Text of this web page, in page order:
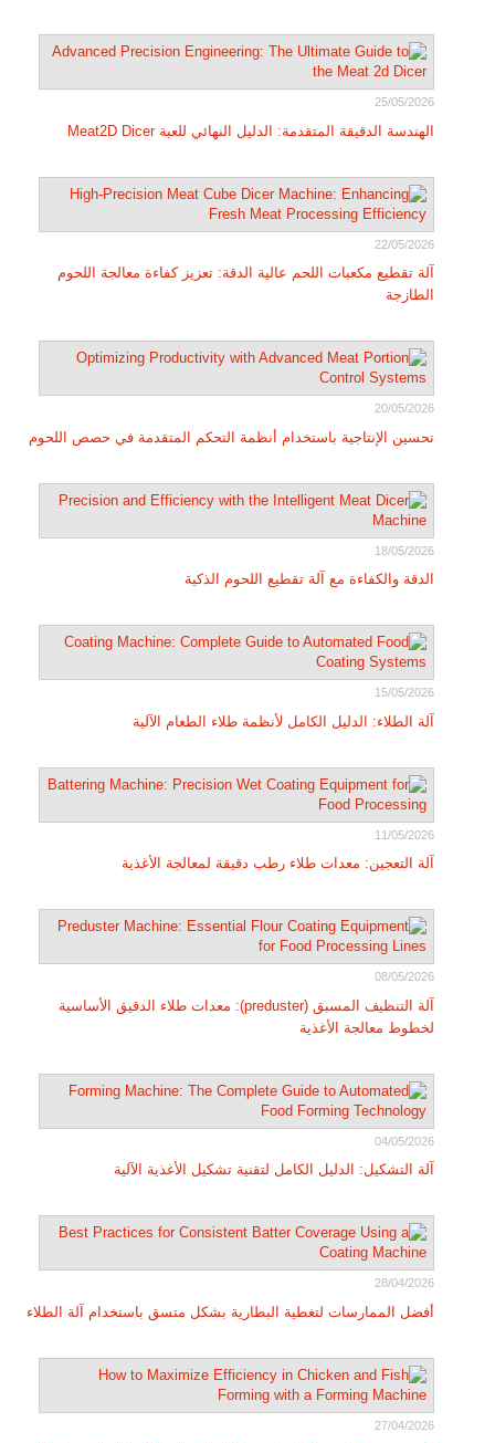
25/05/2026
الهندسة الدقيقة المتقدمة: الدليل النهائي للعبة Meat2D Dicer
22/05/2026
آلة تقطيع مكعبات اللحم عالية الدقة: تعزيز كفاءة معالجة اللحوم
الطازجة
20/05/2026
تحسين الإنتاجية باستخدام أنظمة التحكم المتقدمة في حصص اللحوم
18/05/2026
الدقة والكفاءة مع آلة تقطيع اللحوم الذكية
15/05/2026
آلة الطلاء: الدليل الكامل لأنظمة طلاء الطعام الآلية
11/05/2026
آلة التعجين: معدات طلاء رطب دقيقة لمعالجة الأغذية
08/05/2026
آلة التنظيف المسبق (preduster): معدات طلاء الدقيق الأساسية
لخطوط معالجة الأغذية
04/05/2026
آلة التشكيل: الدليل الكامل لتقنية تشكيل الأغذية الآلية
28/04/2026
أفضل الممارسات لتغطية البطارية بشكل متسق باستخدام آلة الطلاء
27/04/2026